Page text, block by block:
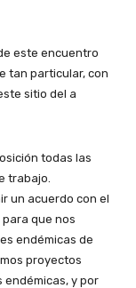
este encuentro
tan particular, con
sitio del a
todas las
trabajo.
un acuerdo con el
para que nos
endémicas de
proyectos
y por